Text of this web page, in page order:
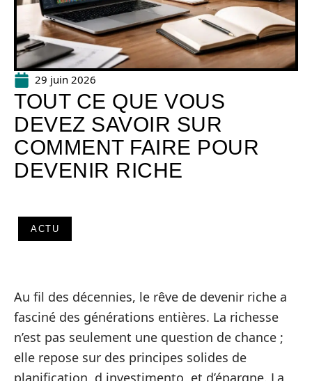
29 juin 2026
TOUT CE QUE VOUS
DEVEZ SAVOIR SUR
COMMENT FAIRE POUR
DEVENIR RICHE
ACTU
Au fil des décennies, le rêve de devenir riche a
fasciné des générations entières. La richesse
n’est pas seulement une question de chance ;
elle repose sur des principes solides de
planification, d investimento, et d’épargne. La